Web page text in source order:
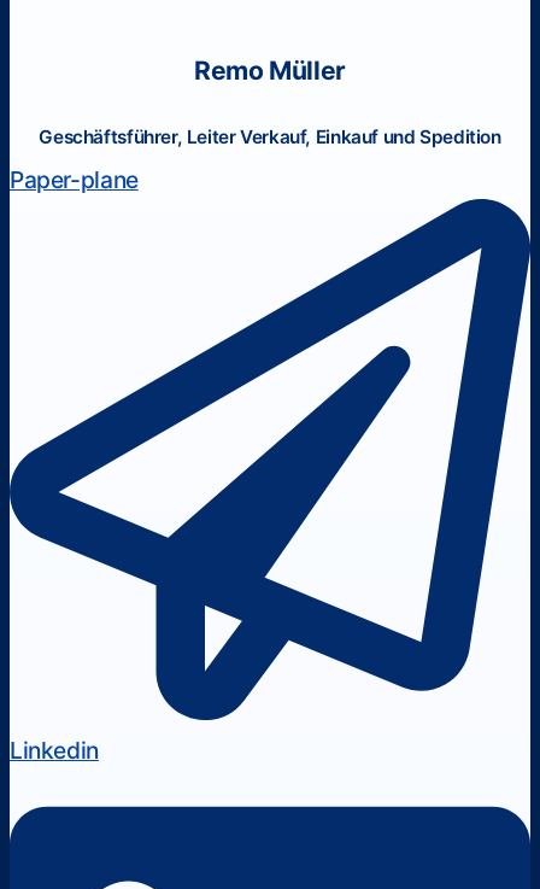
Remo Müller
Geschäftsführer, Leiter Verkauf, Einkauf und Spedition
Paper-plane
Linkedin